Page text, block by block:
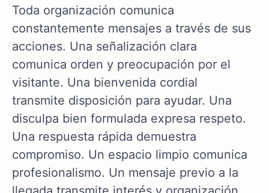
Toda organización comunica
constantemente mensajes a través de sus
acciones. Una señalización clara
comunica orden y preocupación por el
visitante. Una bienvenida cordial
transmite disposición para ayudar. Una
disculpa bien formulada expresa respeto.
Una respuesta rápida demuestra
compromiso. Un espacio limpio comunica
profesionalismo. Un mensaje previo a la